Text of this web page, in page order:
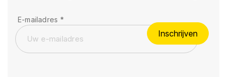
E-mailadres *
Inschrijven